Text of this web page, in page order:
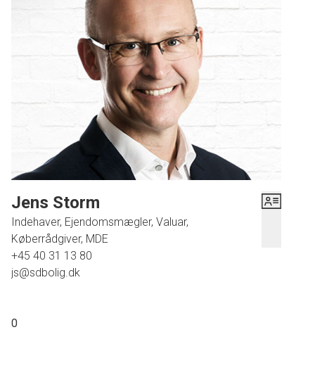
Der er gode handelsmuligheder i den lokale brugs - og skal du til en af de nærliggende
byer - så er der ikke mere end 10-15 min kørsel til h.h.v. Vindeby, eller Svendborg og
Rudkøbings hyggelige byer samt gågader. Herudover er der ikke langt til motorvejsnettet
Kontakt os for at høre mere om ejendommen.
Jens Storm
Indehaver, Ejendomsmægler, Valuar,
Køberrådgiver, MDE
+45 40 31 13 80
js@sdbolig.dk
0